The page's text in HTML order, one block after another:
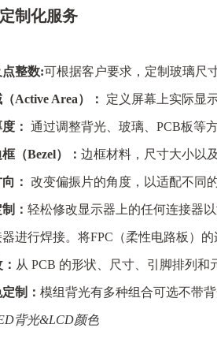
制化服务
整数:可根据客户要求，定制玻璃尺
Active Area）： 定义屏幕上实际显
： 通过调整背光、玻璃、PCB板等
（Bezel）： 边框材料，尺寸大小以
： 改变偏振片的角度，以适配不同
： 轻松修改显示器上的任何连接器
进行焊接。将FPC（柔性电路板）
从 PCB 的形状、尺寸、引脚排列和
制： 模组背光有多种组合可选不带
背光&LCD颜色